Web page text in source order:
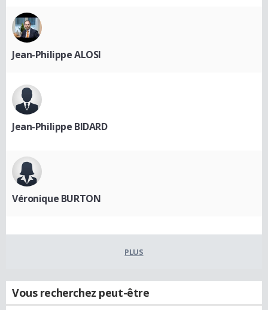
Jean-Philippe ALOSI
Jean-Philippe BIDARD
Véronique BURTON
PLUS
Vous recherchez peut-être